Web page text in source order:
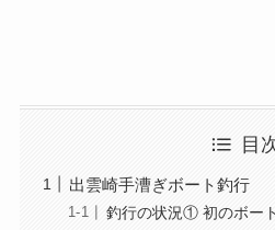
目
出雲崎手漕ぎボート釣行
釣行の状況① 初のボー